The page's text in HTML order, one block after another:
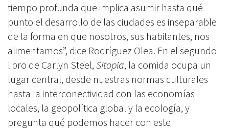
tiempo profunda que implica asumir hasta qué
punto el desarrollo de las ciudades es inseparable
de la forma en que nosotros, sus habitantes, nos
alimentamos”, dice Rodríguez Olea. En el segundo
libro de Carlyn Steel, Sitopia, la comida ocupa un
lugar central, desde nuestras normas culturales
hasta la interconectividad con las economías
locales, la geopolítica global y la ecología, y
pregunta qué podemos hacer con este